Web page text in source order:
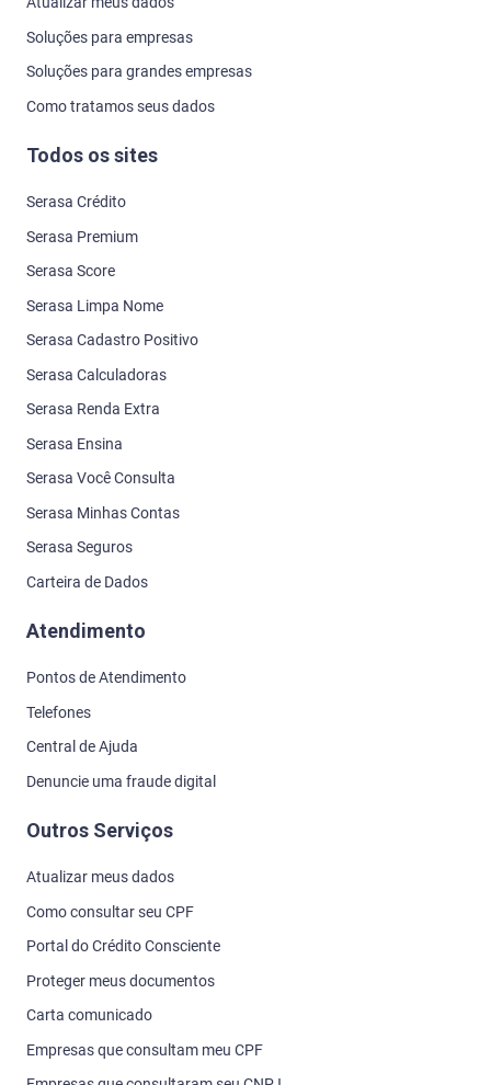
Soluções para empresas
Soluções para grandes empresas
Como tratamos seus dados
Todos os sites
Serasa Crédito
Serasa Premium
Serasa Score
Serasa Limpa Nome
Serasa Cadastro Positivo
Serasa Calculadoras
Serasa Renda Extra
Serasa Ensina
Serasa Você Consulta
Serasa Minhas Contas
Serasa Seguros
Carteira de Dados
Atendimento
Pontos de Atendimento
Telefones
Central de Ajuda
Denuncie uma fraude digital
Outros Serviços
Atualizar meus dados
Como consultar seu CPF
Portal do Crédito Consciente
Proteger meus documentos
Carta comunicado
Empresas que consultam meu CPF